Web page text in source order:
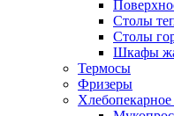
Столы
Столы
Шкафы
Термосы
Фризеры